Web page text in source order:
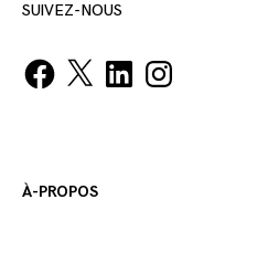
SUIVEZ-NOUS
Facebook
X LinkedInInstagram
À-PROPOS